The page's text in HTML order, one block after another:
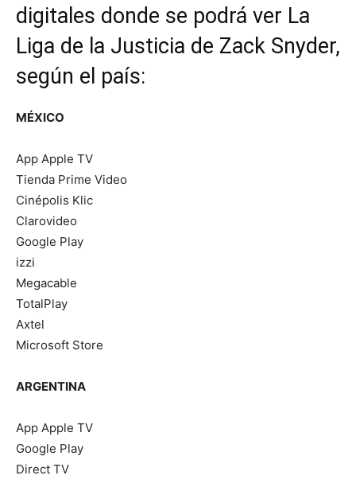
digitales donde se podrá ver La
Liga de la Justicia de Zack Snyder,
según el país:
MÉXICO
App Apple TV
Tienda Prime Video
Cinépolis Klic
Clarovideo
Google Play
izzi
Megacable
TotalPlay
Axtel
Microsoft Store
ARGENTINA
App Apple TV
Google Play
Direct TV